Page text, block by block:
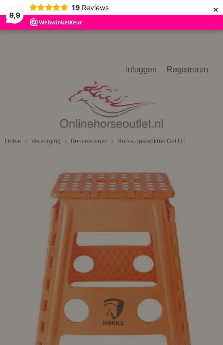
9,9
19 Reviews ×
Inloggen Registreren
Home › Verzorging › Borstels enzo › Horka opstapkruk Get Up